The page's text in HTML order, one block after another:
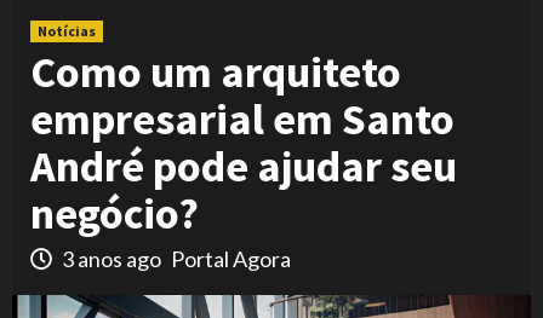
Notícias
Como um arquiteto
empresarial em Santo
André pode ajudar seu
negócio?
3 anos ago Portal Agora